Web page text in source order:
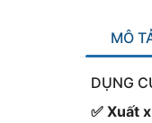
MÔ
DỤNG
✅ Xuất